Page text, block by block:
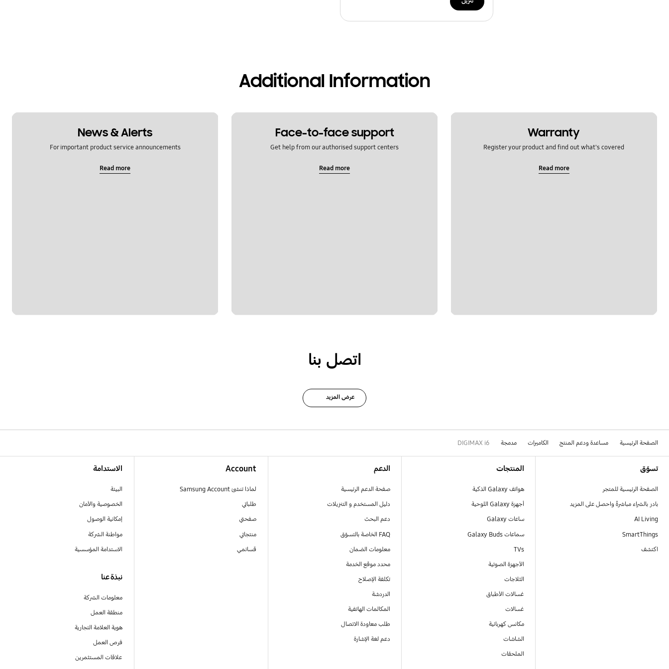
Additional Information
Warranty
Register your product and find out what's covered
Read more
Face-to-face support
Get help from our authorised support centers
Read more
News & Alerts
For important product service announcements
Read more
اتصل بنا
عرض المزيد
الصفحة الرئيسية مساعدة ودعم المنتج الكاميرات مدمجة DIGIMAX i6
تسوّق
الصفحة الرئيسية للمتجر
بادر بالشراء مباشرةً واحصل على المزيد
AI Living
SmartThings
اكتشف
المنتجات
هواتف Galaxy الذكية
أجهزة Galaxy اللوحية
ساعات Galaxy
سماعات Galaxy Buds
TVs
الأجهزة الصوتية
الثلاجات
غسالات الأطباق
غسالات
مكانس كهربائية
الشاشات
الملحقات
الدعم
صفحة الدعم الرئيسية
دليل المستخدم و التنزيلات
دعم البحث
FAQ الخاصة بالتسوّق
معلومات الضمان
محدد موقع الخدمة
تكلفة الإصلاح
الدردشة
المكالمات الهاتفية
طلب معاودة الاتصال
دعم لغة الإشارة
Account
لماذا تنشئ Samsung Account
طلباتي
صفحتي
منتجاتي
قسائمي
الاستدامة
البيئة
الخصوصية والأمان
إمكانية الوصول
مواطنة الشركة
الاستدامة المؤسسية
نبذة عنا
معلومات الشركة
منطقة العمل
هوية العلامة التجارية
فرص العمل
علاقات المستثمرين